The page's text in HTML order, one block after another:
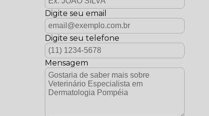
Digite seu email
Digite seu telefone
Mensagem